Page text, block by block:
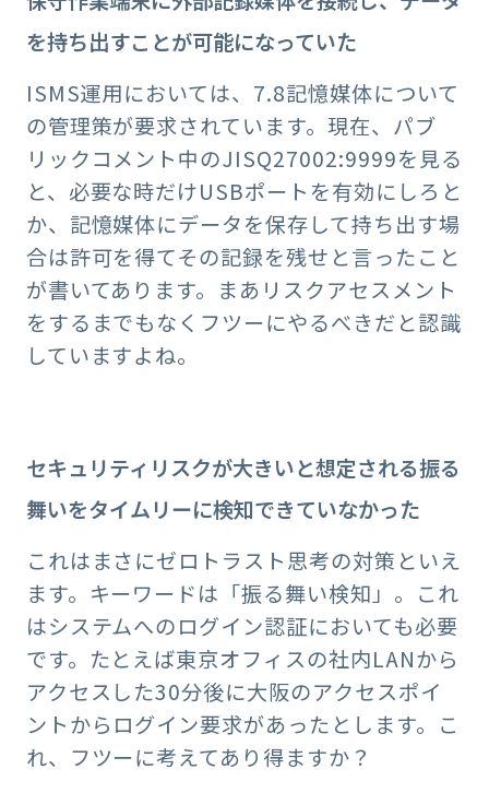
を持ち出すことが可能になっていた
ISMS運用においては、7.8記憶媒体について
の管理策が要求されています。現在、パブ
リックコメント中のJISQ27002:9999を見る
と、必要な時だけUSBポートを有効にしろと
か、記憶媒体にデータを保存して持ち出す場
合は許可を得てその記録を残せと言ったこと
が書いてあります。まあリスクアセスメント
をするまでもなくフツーにやるべきだと認識
していますよね。
セキュリティリスクが⼤きいと想定される振る
舞いをタイムリーに検知できていなかった
これはまさにゼロトラスト思考の対策といえ
ます。キーワードは「振る舞い検知」。これ
はシステムへのログイン認証においても必要
です。たとえば東京オフィスの社内LANから
アクセスした30分後に大阪のアクセスポイ
ントからログイン要求があったとします。こ
れ、フツーに考えてあり得ますか？